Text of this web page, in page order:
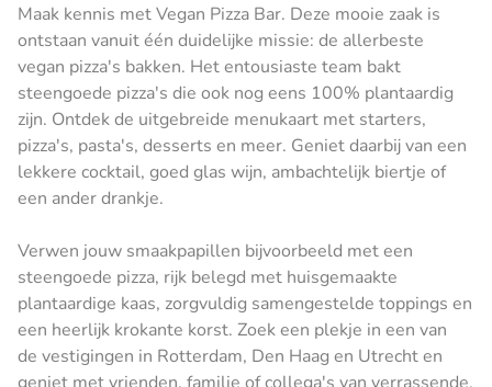
Maak kennis met Vegan Pizza Bar. Deze mooie zaak is
ontstaan vanuit één duidelijke missie: de allerbeste
vegan pizza's bakken. Het entousiaste team bakt
steengoede pizza's die ook nog eens 100% plantaardig
zijn. Ontdek de uitgebreide menukaart met starters,
pizza's, pasta's, desserts en meer. Geniet daarbij van een
lekkere cocktail, goed glas wijn, ambachtelijk biertje of
een ander drankje.
Verwen jouw smaakpapillen bijvoorbeeld met een
steengoede pizza, rijk belegd met huisgemaakte
plantaardige kaas, zorgvuldig samengestelde toppings en
een heerlijk krokante korst. Zoek een plekje in een van
de vestigingen in Rotterdam, Den Haag en Utrecht en